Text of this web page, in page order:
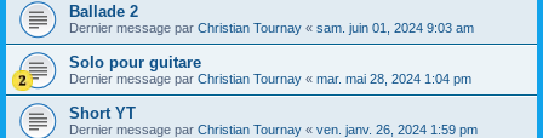
Ballade 2
Dernier message par Christian Tournay « sam. juin 01, 2024 9:03 am
Solo pour guitare
Dernier message par Christian Tournay « mar. mai 28, 2024 1:04 pm
Short YT
Dernier message par Christian Tournay « ven. janv. 26, 2024 1:59 pm